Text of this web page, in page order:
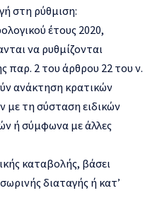
στη ρύθμιση:
έτους 2020,
να ρυθμίζονται
παρ. 2 του άρθρου 22 του ν.
ανάκτηση κρατικών
με τη σύσταση ειδικών
ή σύμφωνα με άλλες
καταβολής, βάσει
διαταγής ή κατ’